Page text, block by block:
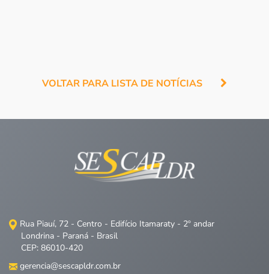
VOLTAR PARA LISTA DE NOTÍCIAS
Rua Piauí, 72 - Centro - Edifício Itamaraty - 2º andar
Londrina - Paraná - Brasil
CEP: 86010-420
gerencia@sescapldr.com.br